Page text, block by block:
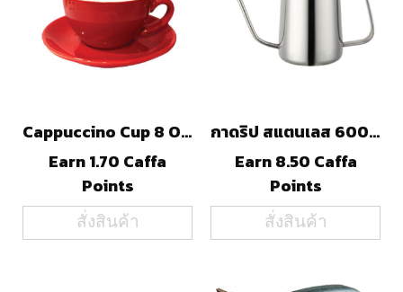
Cappuccino Cup 8 Oz.
Earn 1.70 Caffa
Points
สั่งสินค้า
กาดริป สแตนเลส 600 ml.
Earn 8.50 Caffa
Points
สั่งสินค้า